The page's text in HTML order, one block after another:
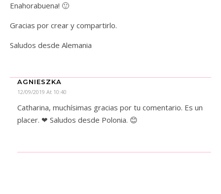
Enahorabuena! 🙂
Gracias por crear y compartirlo.
Saludos desde Alemania
AGNIESZKA
12/09/2019 At 10:40
Catharina, muchísimas gracias por tu comentario. Es un
placer. ❤ Saludos desde Polonia. 😊